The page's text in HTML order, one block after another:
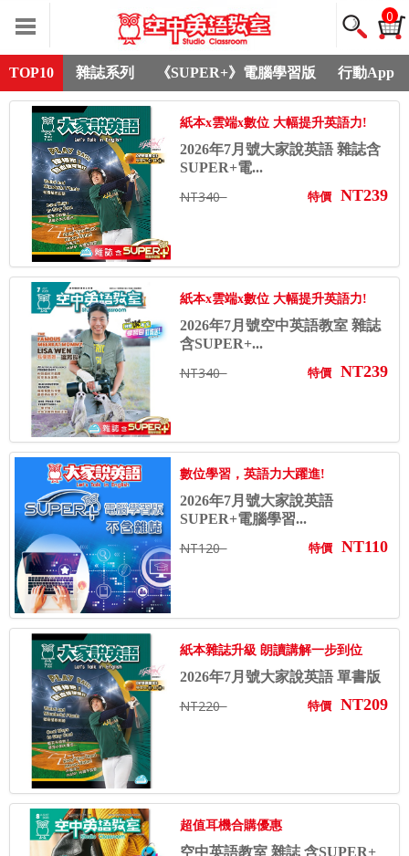
0
TOP10 雜誌系列 《SUPER+》電腦學習版 行動App
紙本x雲端x數位 大幅提升英語力!
2026年7月號大家說英語 雜誌含
SUPER+電...
NT340 特價 NT239
紙本x雲端x數位 大幅提升英語力!
2026年7月號空中英語教室 雜誌
含SUPER+...
NT340 特價 NT239
數位學習，英語力大躍進!
2026年7月號大家說英語
SUPER+電腦學習...
NT120 特價 NT110
紙本雜誌升級 朗讀講解一步到位
2026年7月號大家說英語 單書版
NT220 特價 NT209
超值耳機合購優惠
空中英語教室 雜誌 含SUPER+